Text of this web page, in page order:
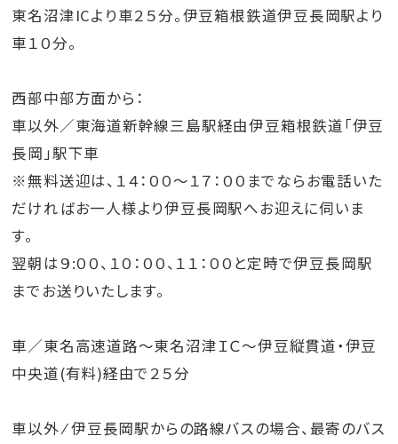
東名沼津ICより車２５分。伊豆箱根鉄道伊豆長岡駅より
車１０分。
西部中部方面から：
車以外／東海道新幹線三島駅経由伊豆箱根鉄道「伊豆
長岡」駅下車
※無料送迎は、１４：００～１７：００までならお電話いた
だければお一人様より伊豆長岡駅へお迎えに伺いま
す。
翌朝は９:００、１０：００、１１：００と定時で伊豆長岡駅
までお送りいたします。
車／東名高速道路～東名沼津ＩＣ～伊豆縦貫道・伊豆
中央道(有料)経由で２５分
車以外 ⁄ 伊豆長岡駅からの路線バスの場合、最寄のバス